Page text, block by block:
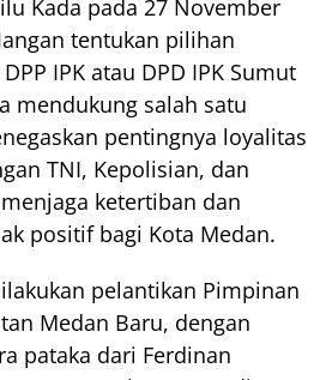
Kada pada 27 November
tentukan pilihan
IPK atau DPD IPK Sumut
mendukung salah satu
pentingnya loyalitas
TNI, Kepolisian, dan
ketertiban dan
positif bagi Kota Medan.
pelantikan Pimpinan
Medan Baru, dengan
pataka dari Ferdinan